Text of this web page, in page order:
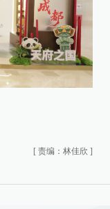
[ 责编：林佳欣 ]